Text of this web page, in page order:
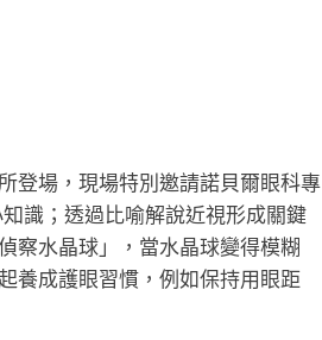
登場，現場特別邀請諾貝爾眼科專
識；透過比喻解說近視形成關鍵
察水晶球」，當水晶球變得模糊
養成護眼習慣，例如保持用眼距